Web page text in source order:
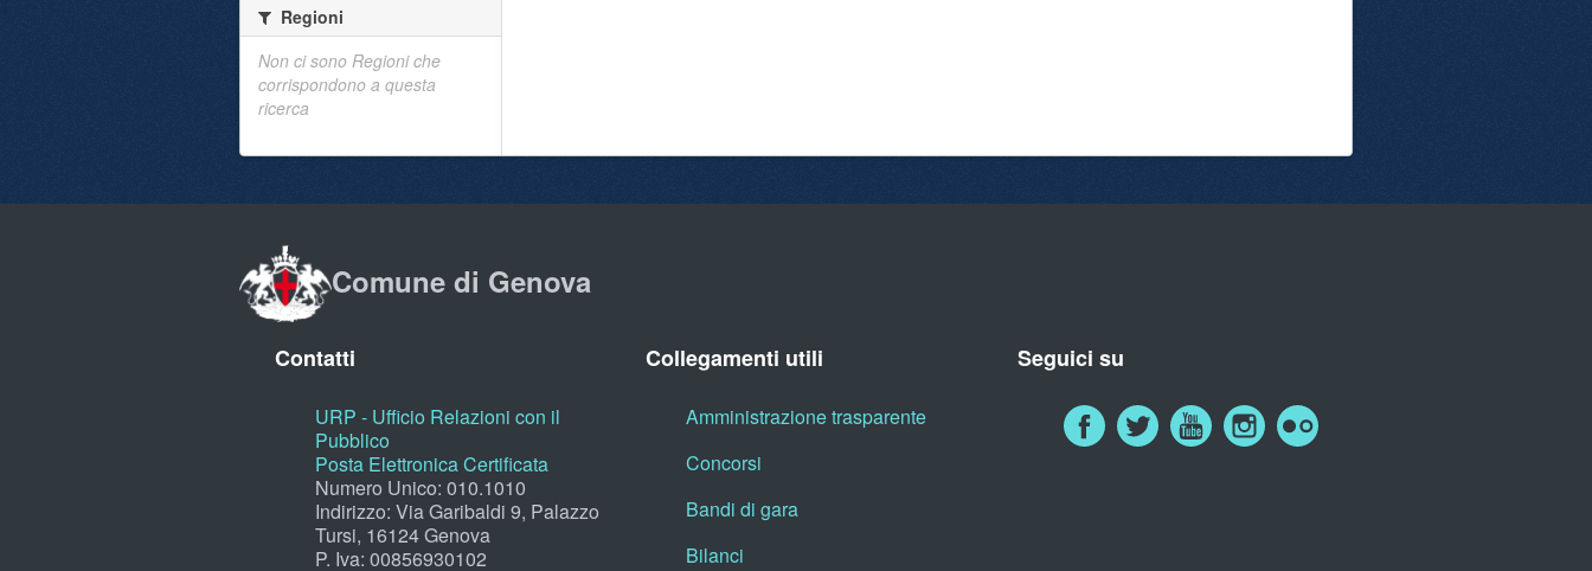
Regioni
Non ci sono Regioni che
corrispondono a questa
ricerca
Comune di Genova
Contatti
URP - Ufficio Relazioni con il
Pubblico
Posta Elettronica Certificata
Numero Unico: 010.1010
Indirizzo: Via Garibaldi 9, Palazzo
Tursi, 16124 Genova
P. Iva: 00856930102
Collegamenti utili
Amministrazione trasparente
Concorsi
Bandi di gara
Bilanci
Seguici su